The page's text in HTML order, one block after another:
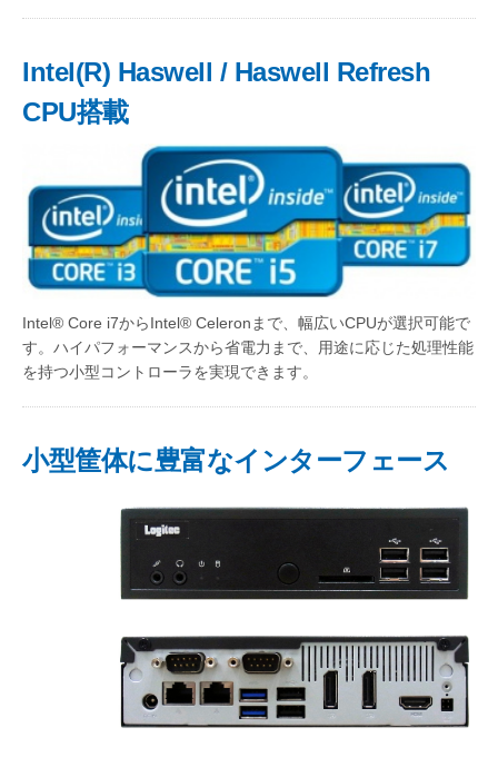
Intel(R) Haswell / Haswell Refresh
CPU搭載
Intel® Core i7からIntel® Celeronまで、幅広いCPUが選択可能で
す。ハイパフォーマンスから省電力まで、用途に応じた処理性能
を持つ小型コントローラを実現できます。
小型筐体に豊富なインターフェース